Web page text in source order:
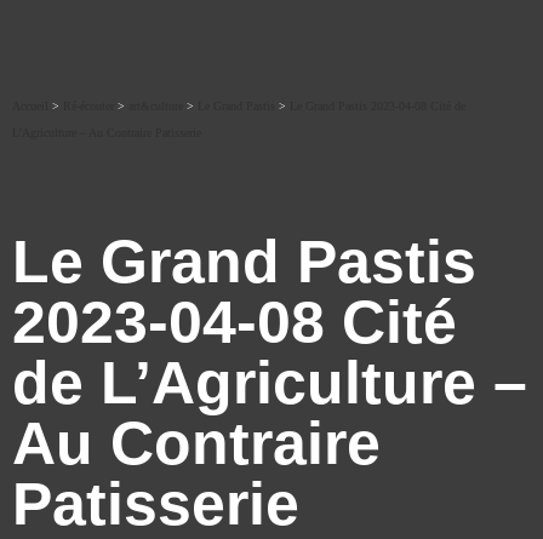
> > > >
Le Grand Pastis
2023-04-08 Cité
de L’Agriculture –
Au Contraire
Patisserie